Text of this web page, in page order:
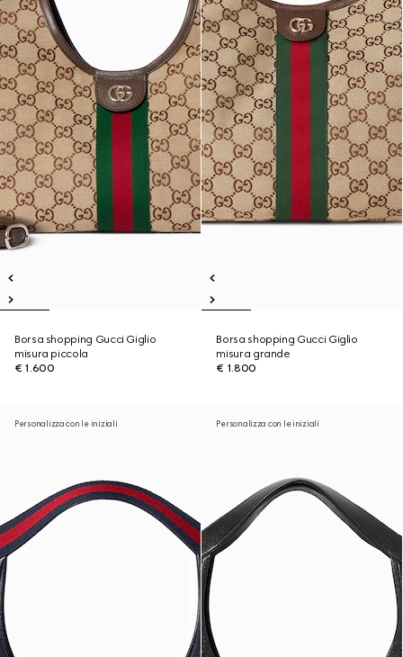
Borsa shopping Gucci Giglio
misura piccola
€ 1.600
Borsa shopping Gucci Giglio
misura grande
€ 1.800
Personalizza con le iniziali Personalizza con le iniziali